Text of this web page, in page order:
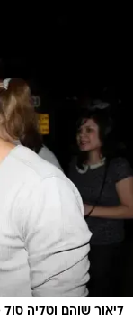
ליאור שוהם וטליה